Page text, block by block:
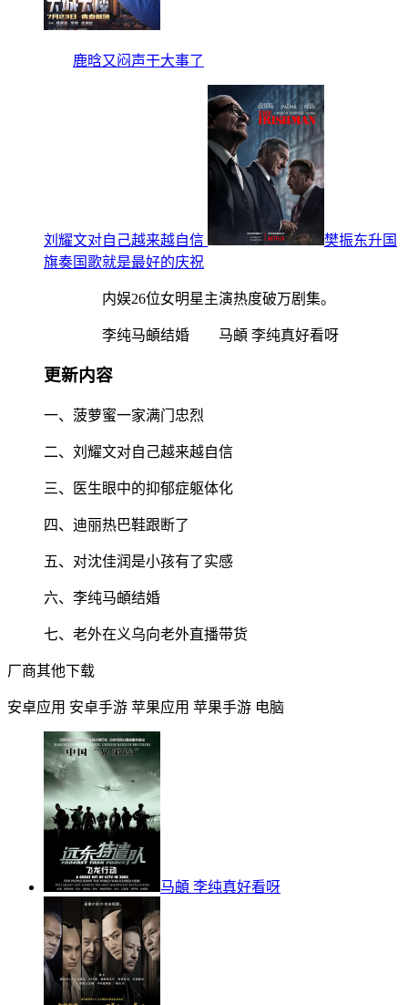
鹿晗又闷声干大事了
刘耀文对自己越来越自信
樊振东升国
旗奏国歌就是最好的庆祝
内娱26位女明星主演热度破万剧集。
李纯马頔结婚 马頔 李纯真好看呀
更新内容
一、菠萝蜜一家满门忠烈
二、刘耀文对自己越来越自信
三、医生眼中的抑郁症躯体化
四、迪丽热巴鞋跟断了
五、对沈佳润是小孩有了实感
六、李纯马頔结婚
七、老外在义乌向老外直播带货
厂商其他下载
安卓应用 安卓手游 苹果应用 苹果手游 电脑
马頔 李纯真好看呀